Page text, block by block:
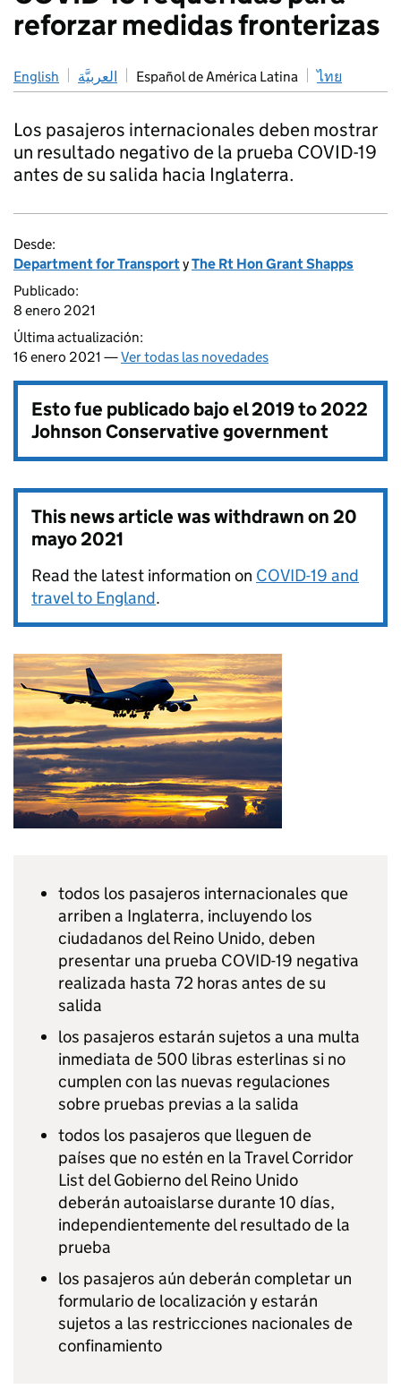
reforzar medidas fronterizas
English العربيَّة Español de América Latina ไทย
Los pasajeros internacionales deben mostrar
un resultado negativo de la prueba COVID-19
antes de su salida hacia Inglaterra.
Desde:
Department for TransportyThe Rt Hon Grant Shapps
Publicado:
8 enero 2021
Última actualización:
16 enero 2021 —Ver todas las novedades
Esto fue publicado bajo el2019 to 2022
Johnson Conservative government
This news article was withdrawn on20
mayo 2021
Read the latest information on COVID-19 and
travel to England.
todos los pasajeros internacionales que
arriben a Inglaterra, incluyendo los
ciudadanos del Reino Unido, deben
presentar una prueba COVID-19 negativa
realizada hasta 72 horas antes de su
salida
los pasajeros estarán sujetos a una multa
inmediata de 500 libras esterlinas si no
cumplen con las nuevas regulaciones
sobre pruebas previas a la salida
todos los pasajeros que lleguen de
países que no estén en la Travel Corridor
List del Gobierno del Reino Unido
deberán autoaislarse durante 10 días,
independientemente del resultado de la
prueba
los pasajeros aún deberán completar un
formulario de localización y estarán
sujetos a las restricciones nacionales de
confinamiento